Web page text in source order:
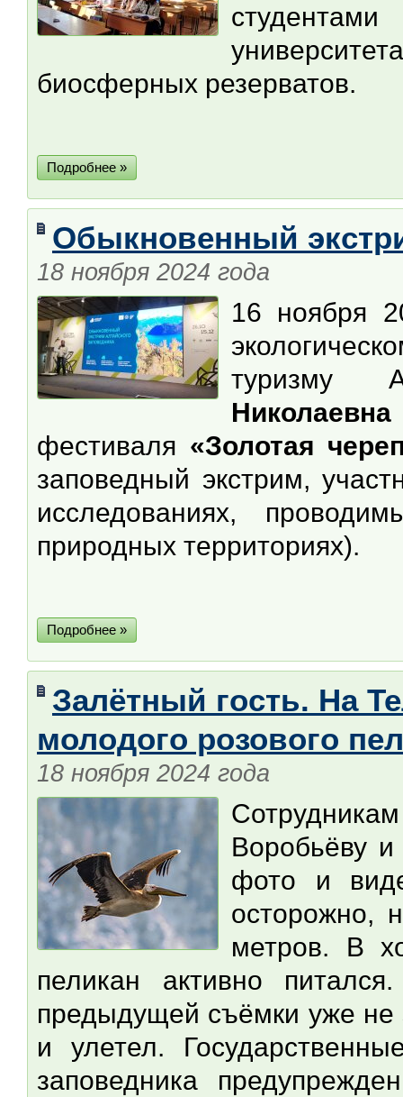
студентами
биосферных резерватов.
Подробнее »
Обыкновенный
18 ноября 2024 года
16 ноября
туризму
фестиваля «Золотая
заповедный экстрим,
исследованиях,
природных территориях).
Подробнее »
Залётный гость. На
молодого розового
18 ноября 2024 года
Воробьёву и
фото и
осторожно,
метров. В
пеликан активно
предыдущей съёмки уже не
и улетел.
заповедника